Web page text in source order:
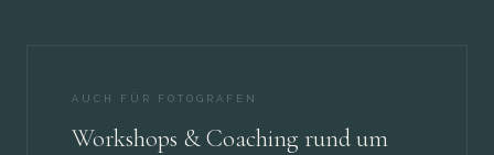
AUCH FÜR FOTOGRAFEN
Workshops & Coaching rund um